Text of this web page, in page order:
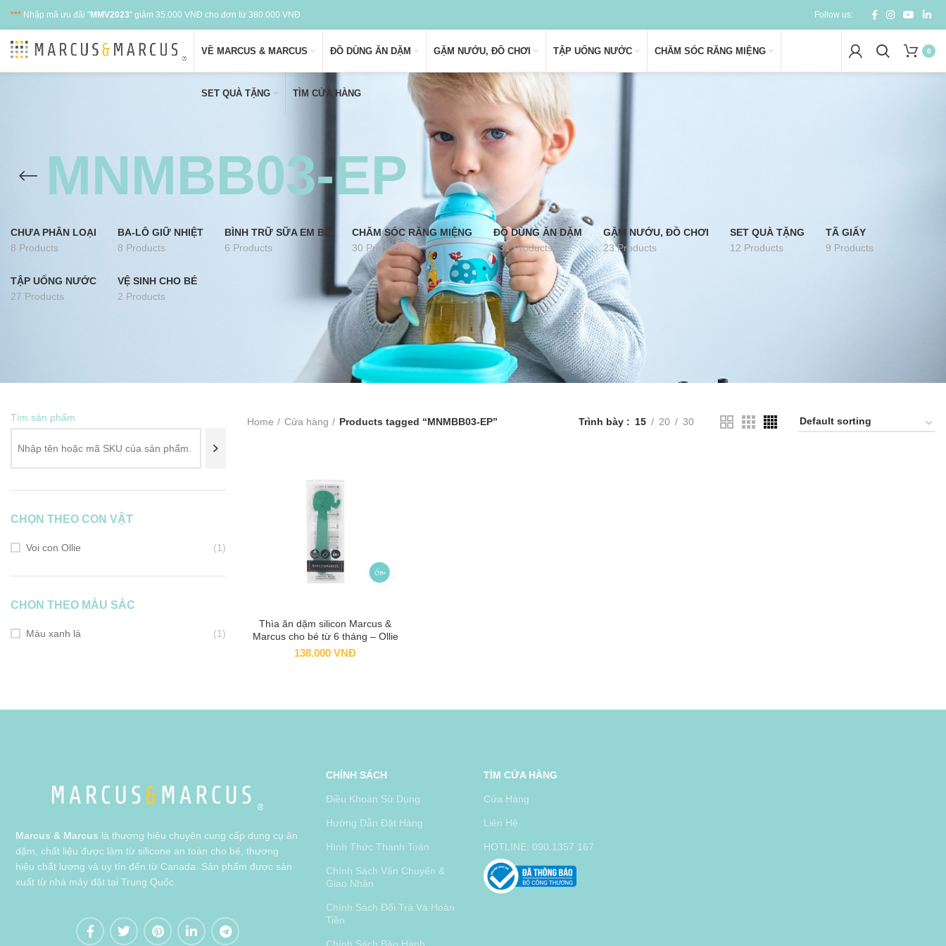
*** Nhập mã ưu đãi "MMV2023" giảm 35.000 VNĐ cho đơn từ 380.000 VNĐ Follow us:
VỀ MARCUS & MARCUS ĐỒ DÙNG ĂN DẶM GẶM NƯỚU, ĐỒ CHƠI TẬP UỐNG NƯỚC CHĂM SÓC RĂNG MIỆNG
SET QUÀ TẶNG TÌM CỬA HÀNG
0
MNMBB03-EP
CHƯA PHÂN LOẠI
8 Products
BA-LÔ GIỮ NHIỆT
8 Products
BÌNH TRỮ SỮA EM BÉ
6 Products
CHĂM SÓC RĂNG MIỆNG
30 Products
ĐỒ DÙNG ĂN DẶM
131 Products
GẶM NƯỚU, ĐỒ CHƠI
23 Products
SET QUÀ TẶNG
12 Products
TÃ GIẤY
9 Products
TẬP UỐNG NƯỚC
27 Products
VỆ SINH CHO BÉ
2 Products
Tìm sản phẩm
CHỌN THEO CON VẬT
Voi con Ollie (1)
CHON THEO MÀU SẮC
Màu xanh lá (1)
Home Cửa hàng Products tagged “MNMBB03-EP” Trình bày 15 20 30
ADD TO CART
Thìa ăn dặm silicon Marcus &
Marcus cho bé từ 6 tháng – Ollie
138.000 VNĐ
Marcus & Marcus là thương hiệu chuyên cung cấp dụng cụ ăn
dặm, chất liệu được làm từ silicone an toàn cho bé, thương
hiệu chất lượng và uy tín đến từ Canada. Sản phẩm được sản
xuất từ nhà máy đặt tại Trung Quốc.
CHÍNH SÁCH
Điều Khoản Sử Dụng
Hướng Dẫn Đặt Hàng
Hình Thức Thanh Toán
Chính Sách Vận Chuyển &
Giao Nhận
Chính Sách Đổi Trả Và Hoàn
Tiền
TÌM CỬA HÀNG
Cửa Hàng
Liên Hệ
HOTLINE: 090.1357.167